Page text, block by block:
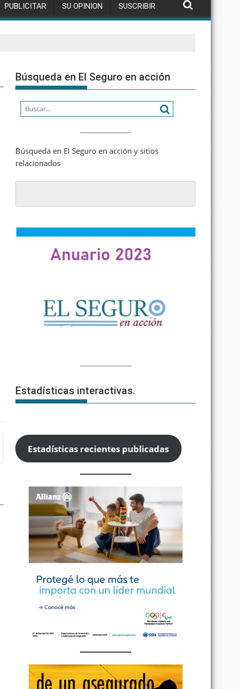
PUBLICITAR SU OPINION SUSCRIBIR
Búsqueda en El Seguro en acción
Búsqueda en El Seguro en acción y sitios
relacionados
Estadísticas interactivas.
Estadísticas recientes publicadas